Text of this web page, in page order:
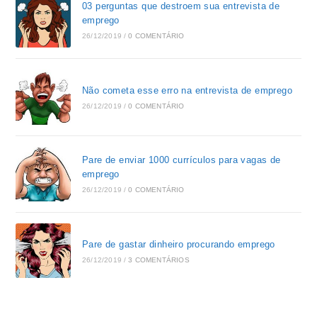
03 perguntas que destroem sua entrevista de
emprego
26/12/2019 / 0 COMENTÁRIO
Não cometa esse erro na entrevista de emprego
26/12/2019 / 0 COMENTÁRIO
Pare de enviar 1000 currículos para vagas de
emprego
26/12/2019 / 0 COMENTÁRIO
Pare de gastar dinheiro procurando emprego
26/12/2019 / 3 COMENTÁRIOS